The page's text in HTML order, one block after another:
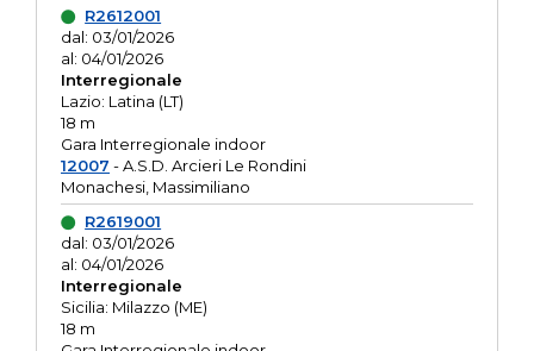
R2612001
dal: 03/01/2026
al: 04/01/2026
Interregionale
Lazio: Latina (LT)
18 m
Gara Interregionale indoor
12007 - A.S.D. Arcieri Le Rondini
Monachesi, Massimiliano
R2619001
dal: 03/01/2026
al: 04/01/2026
Interregionale
Sicilia: Milazzo (ME)
18 m